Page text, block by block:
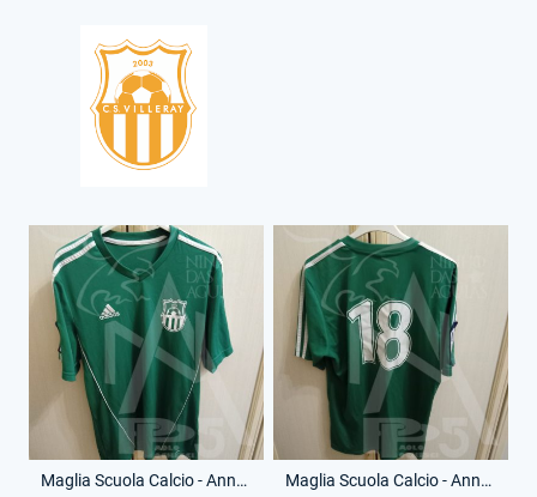
Maglia Scuola Calcio - Anno 2003-04 - 18 - (Fronte) Maglia Scuola Calcio - Anno 2003-04 - 18 - (Retro)